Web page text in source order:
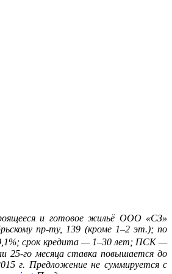
и готовое жильё ООО «СЗ»
пр-ту, 139 (кроме 1–2 эт.); по
срок кредита — 1–30 лет; ПСК —
25-го месяца ставка повышается до
г. Предложение не суммируется с